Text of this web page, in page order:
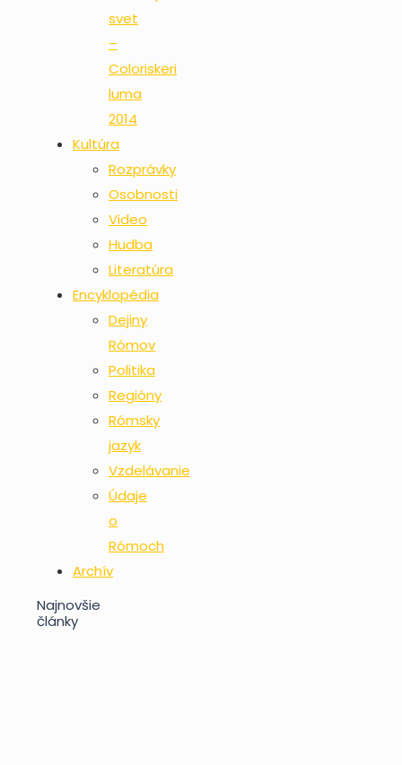
svet
–
Coloriskeri
luma
2014
Kultúra
Rozprávky
Osobnosti
Video
Hudba
Literatúra
Encyklopédia
Dejiny
Rómov
Politika
Regióny
Rómsky
jazyk
Vzdelávanie
Údaje
o
Rómoch
Archív
Najnovšie
články